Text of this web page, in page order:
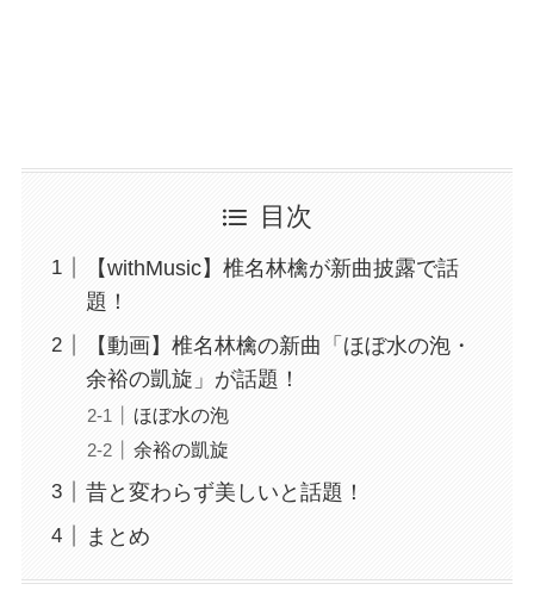
目次
【withMusic】椎名林檎が新曲披露で話
題！
【動画】椎名林檎の新曲「ほぼ水の泡・
余裕の凱旋」が話題！
ほぼ水の泡
余裕の凱旋
昔と変わらず美しいと話題！
まとめ